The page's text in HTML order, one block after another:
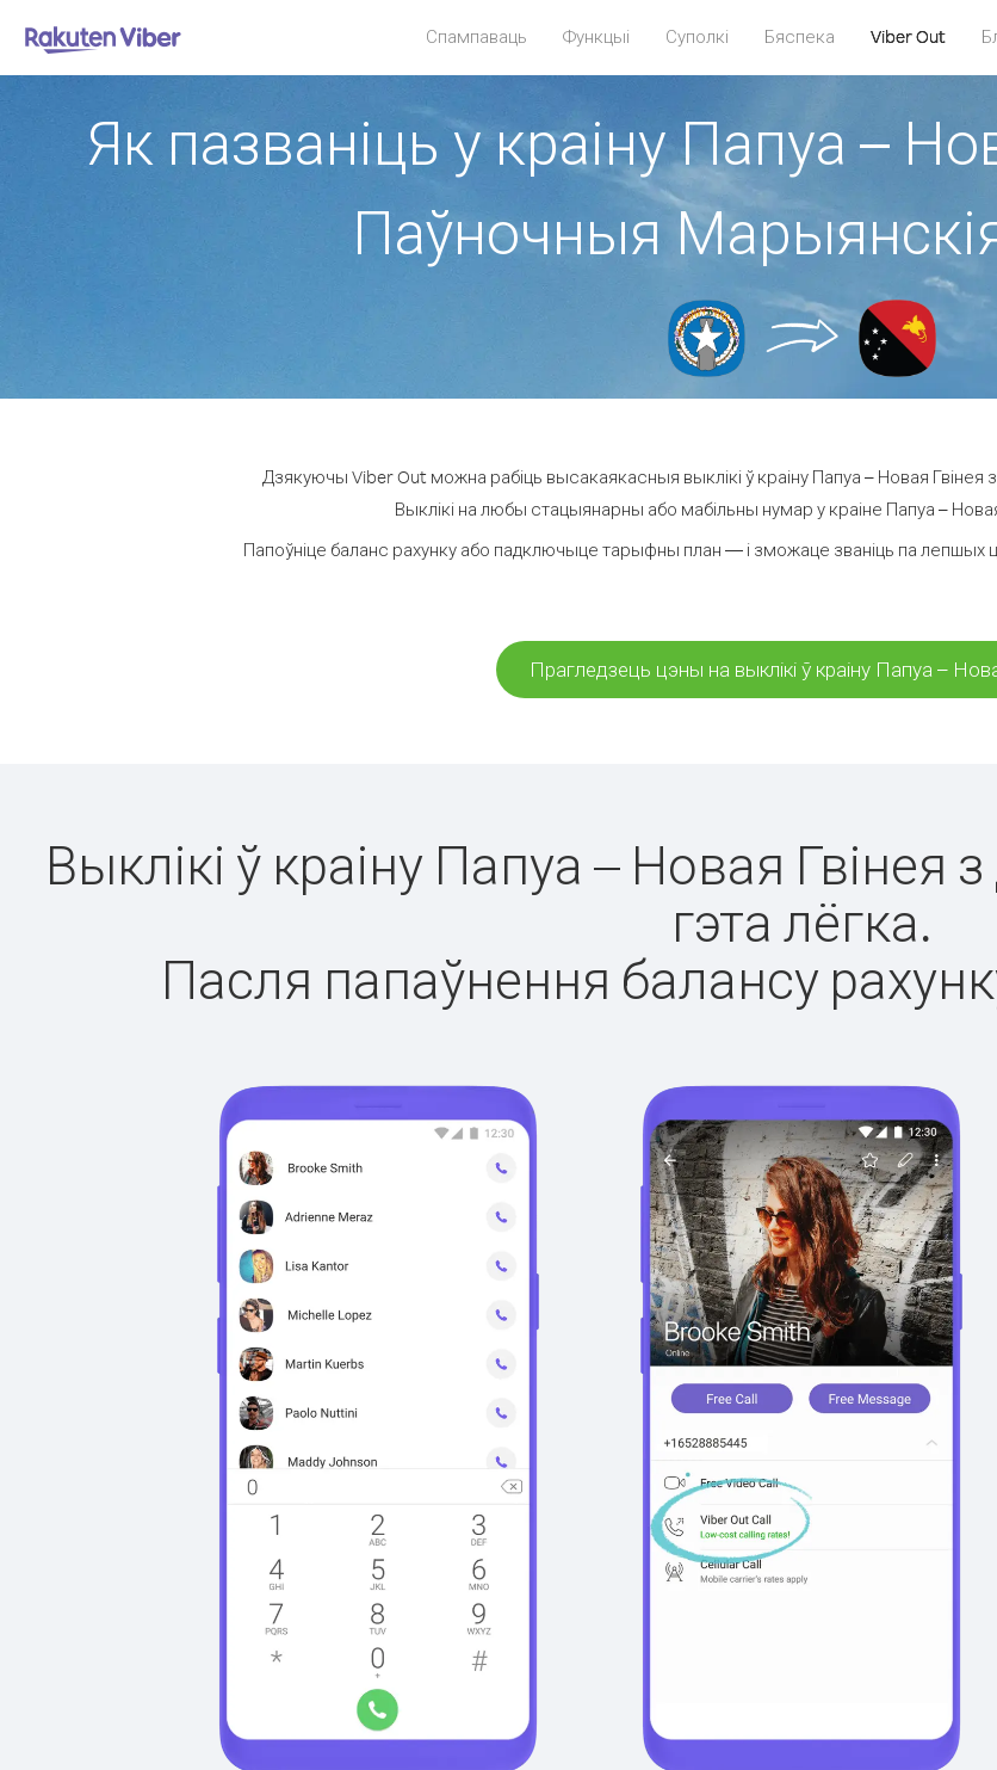
Спампаваць Функцыі Суполкі Бяспека Viber Out
Як пазваніць у краіну Папуа –
Паўночныя
Дзякуючы Viber Out можна рабіць высакаякасныя выклікі ў краіну Папуа – Новая
Выклікі на любы стацыянарны або мабільны нумар у краіне Папуа – Новая
Папоўніце баланс рахунку або падключыце тарыфны план — і зможаце званіць па лепшых
Прагледзець цэны на выклікі ў краіну Папуа –
Выклікі ў краіну Папуа – Новая
гэта лёгка.
Пасля папаўнення балансу